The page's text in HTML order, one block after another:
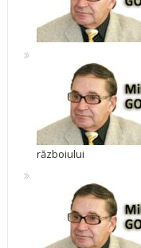
războiului